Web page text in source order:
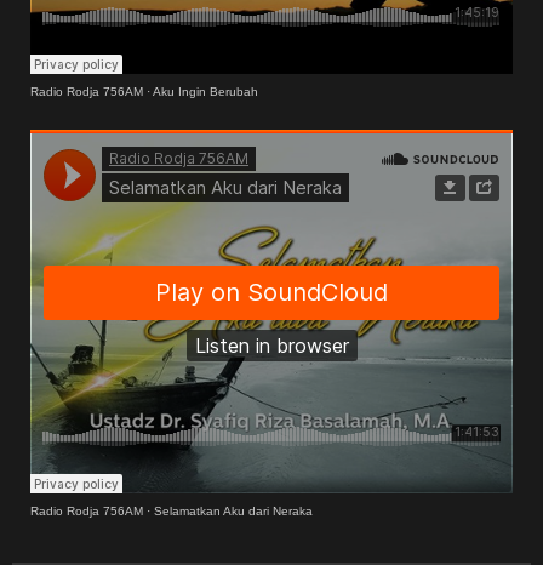
Radio Rodja 756AM ·Aku Ingin Berubah
Radio Rodja 756AM · Selamatkan Aku dari Neraka